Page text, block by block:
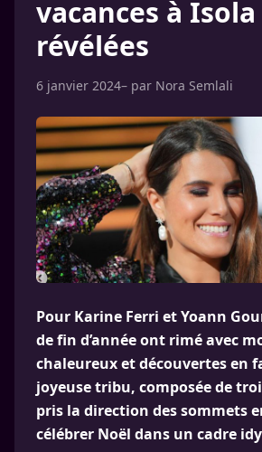
vacances à Isola
révélées
6 janvier 2024– par Nora Semlali
Pour Karine Ferri et Yoann
de fin d’année ont rimé avec
chaleureux et découvertes en
joyeuse tribu, composée de
pris la direction des sommets
célébrer Noël dans un cadre